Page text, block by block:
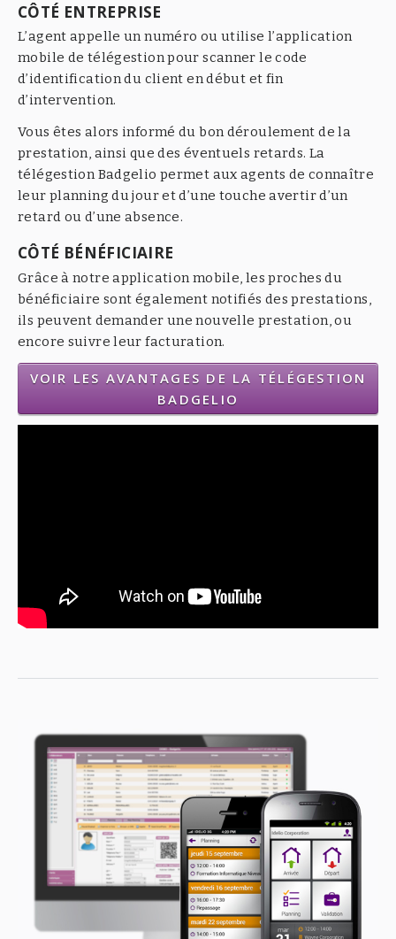
CÔTÉ ENTREPRISE
L’agent appelle un numéro ou utilise l’application
mobile de télégestion pour scanner le code
d’identification du client en début et fin
d’intervention.
Vous êtes alors informé du bon déroulement de la
prestation, ainsi que des éventuels retards. La
télégestion Badgelio permet aux agents de connaître
leur planning du jour et d’une touche avertir d’un
retard ou d’une absence.
CÔTÉ BÉNÉFICIAIRE
Grâce à notre application mobile, les proches du
bénéficiaire sont également notifiés des prestations,
ils peuvent demander une nouvelle prestation, ou
encore suivre leur facturation.
VOIR LES AVANTAGES DE LA TÉLÉGESTION
BADGELIO